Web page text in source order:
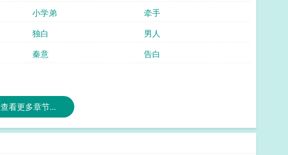
小学弟
牵手
独白
男人
秦意
告白
查看更多章节...